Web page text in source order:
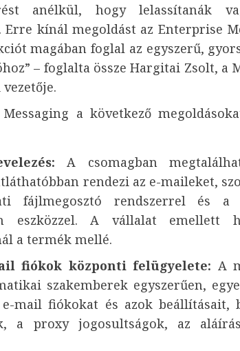
anélkül, hogy lelassítanák
Erre kínál megoldást az Enterprise
magában foglal az egyszerű,
– foglalta össze Hargitai Zsolt, a
a következő
A csomagban
rendezi az e-maileket,
fájlmegosztó rendszerrel és a
eszközzel. A vállalat emellett
a termék mellé.
fiókok központi felügyelete: A
szakemberek egyszerűen,
mail fiókokat és azok beállításait,
a proxy jogosultságok, az